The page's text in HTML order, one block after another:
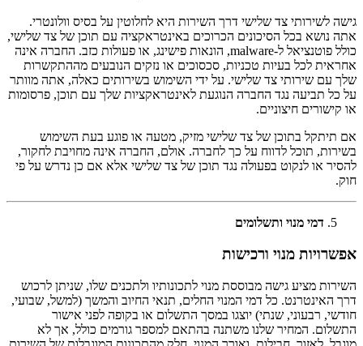
גישה לשירותי צד שלישי דרך השירות היא לחלוטין על בסיס וולונטרי.
אתה נושא בכל הסיכונים הכרוכים באינטראקציה עם תוכן של צד שלישי,
כולל פוטנציאל ל-malware, הונאות פישינג, או פעולות כזב. החברה אינה
אחראית לכל בעיות טכניות, סכסוכים או נזקים הנובעים מההתקשרות
שלך עם שירותי צד שלישי. על ידי השימוש בשירותים כאלה, אתה מוותר
על כל תביעה נגד החברה הנוגעת לאינטראקציות שלך עם תוכן, פרסומות
או קישורים חיצוניים.
אם תיתקל בתוכן של צד שלישי מזיק, מטעה או פוגע בעת השימוש
בשירות, תוכל לדווח על כך לחברה. אולם, החברה אינה מחויבת לחקור,
להסיר או לנקוט בפעולה נגד תוכן של צד שלישי אלא אם כן נדרש על פי
חוק.
דמי מנוי ותשלומים
אפשרויות מנוי ורכישות
השירות מציע גישה מבוססת מנוי לתכונותיו ולתכנים שלו, שניתן לרכוש
דרך האינטרנט. כל דמי המנוי החלים, תנאי החיוב והמשך (למשל, שבועי,
חודשי, רבעוני, שנתי) יוצגו במסך התשלום או בקופה לפני אישור
התשלום. המחיר שלנו משתנה בהתאם למספר גורמים כולל, אך לא